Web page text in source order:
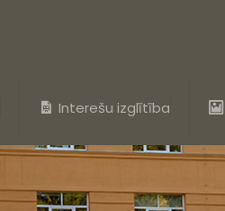
Interešu izglītība